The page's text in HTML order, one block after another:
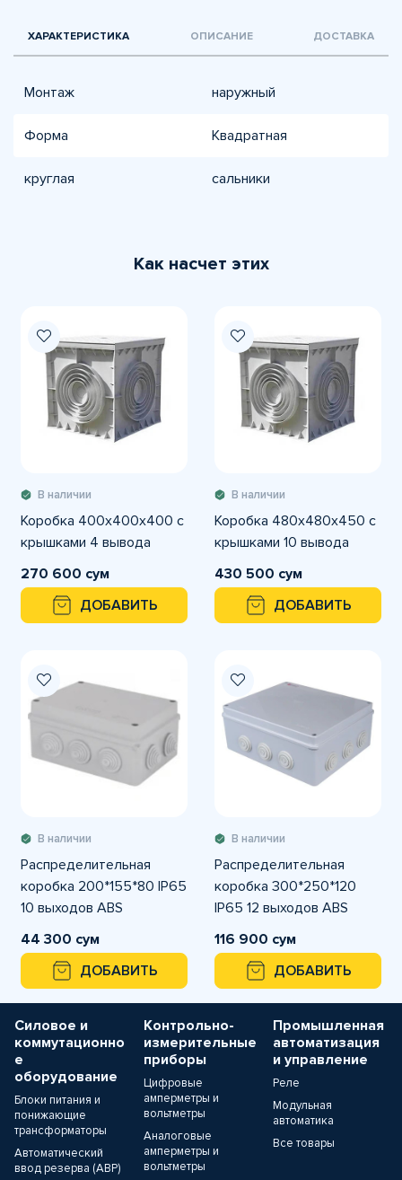
ХАРАКТЕРИСТИКА ОПИСАНИЕ ДОСТАВКА
Монтаж наружный
Форма Квадратная
круглая сальники
Как насчет этих
В наличии
Коробка 400х400х400 с
крышками 4 вывода
270 600 сум
ДОБАВИТЬ
В наличии
Коробка 480х480х450 с
крышками 10 вывода
430 500 сум
ДОБАВИТЬ
В наличии
Распределительная
коробка 200*155*80 IP65
10 выходов ABS
44 300 сум
ДОБАВИТЬ
В наличии
Распределительная
коробка 300*250*120
IP65 12 выходов ABS
116 900 сум
ДОБАВИТЬ
Силовое и
коммутационно
е
оборудование
Блоки питания и
понижающие
трансформаторы
Автоматический
ввод резерва (АВР)
Контрольно-
измерительные
приборы
Цифровые
амперметры и
вольтметры
Аналоговые
амперметры и
вольтметры
Промышленная
автоматизация
и управление
Реле
Модульная
автоматика
Все товары